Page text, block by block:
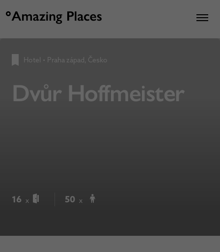
Hotel • Praha západ, Česko
Dvůr Hoffmeister
16 x 50 x